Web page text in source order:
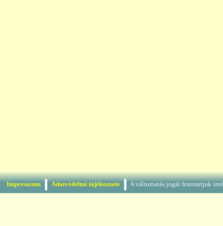
Impresszum Adatvédelmi tájékoztató A változtatás jogát fenntartjuk